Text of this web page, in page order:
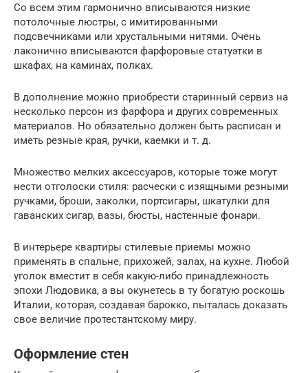
Со всем этим гармонично вписываются низкие
потолочные люстры, с имитированными
подсвечниками или хрустальными нитями. Очень
лаконично вписываются фарфоровые статуэтки в
шкафах, на каминах, полках.
В дополнение можно приобрести старинный сервиз на
несколько персон из фарфора и других современных
материалов. Но обязательно должен быть расписан и
иметь резные края, ручки, каемки и т. д.
Множество мелких аксессуаров, которые тоже могут
нести отголоски стиля: расчески с изящными резными
ручками, броши, заколки, портсигары, шкатулки для
гаванских сигар, вазы, бюсты, настенные фонари.
В интерьере квартиры стилевые приемы можно
применять в спальне, прихожей, залах, на кухне. Любой
уголок вместит в себя какую-либо принадлежность
эпохи Людовика, а вы окунетесь в ту богатую роскошь
Италии, которая, создавая барокко, пыталась доказать
свое величие протестантскому миру.
Оформление стен